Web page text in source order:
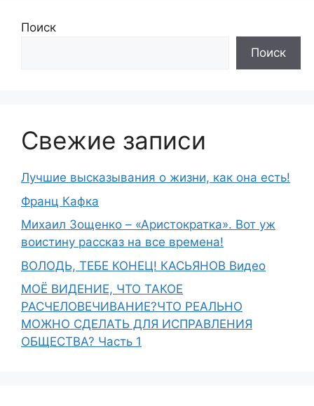
Поиск
Поиск
Свежие записи
Лучшие высказывания о жизни, как она есть!
Франц Кафка
Михаил Зощенко – «Аристократка». Вот уж
воистину рассказ на все времена!
ВОЛОДЬ, ТЕБЕ КОНЕЦ! КАСЬЯНОВ Видео
МОЁ ВИДЕНИЕ, ЧТО ТАКОЕ
РАСЧЕЛОВЕЧИВАНИЕ?ЧТО РЕАЛЬНО
МОЖНО СДЕЛАТЬ ДЛЯ ИСПРАВЛЕНИЯ
ОБЩЕСТВА? Часть 1